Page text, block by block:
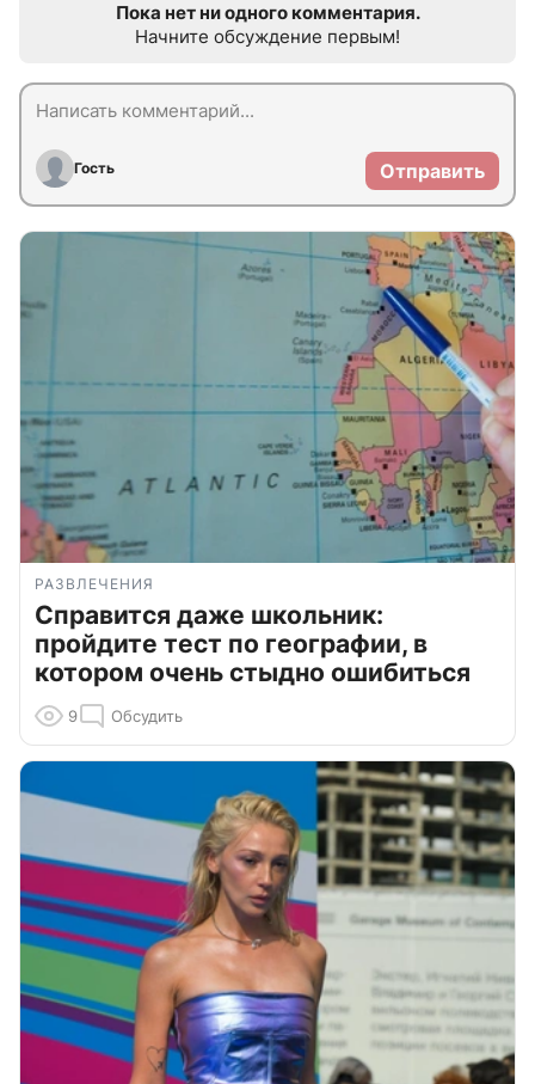
Пока нет ни одного комментария.
Начните обсуждение первым!
Гость Отправить
РАЗВЛЕЧЕНИЯ
Справится даже школьник:
пройдите тест по географии, в
котором очень стыдно ошибиться
9 Обсудить